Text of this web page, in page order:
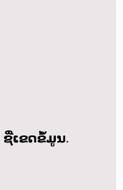
ຊື່ເຂດຂໍ້ມູນ.